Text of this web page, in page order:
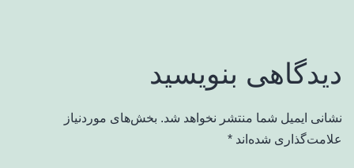
دیدگاهی بنویسید
نشانی ایمیل شما منتشر نخواهد شد. بخش‌های موردنیاز
علامت‌گذاری شده‌اند *